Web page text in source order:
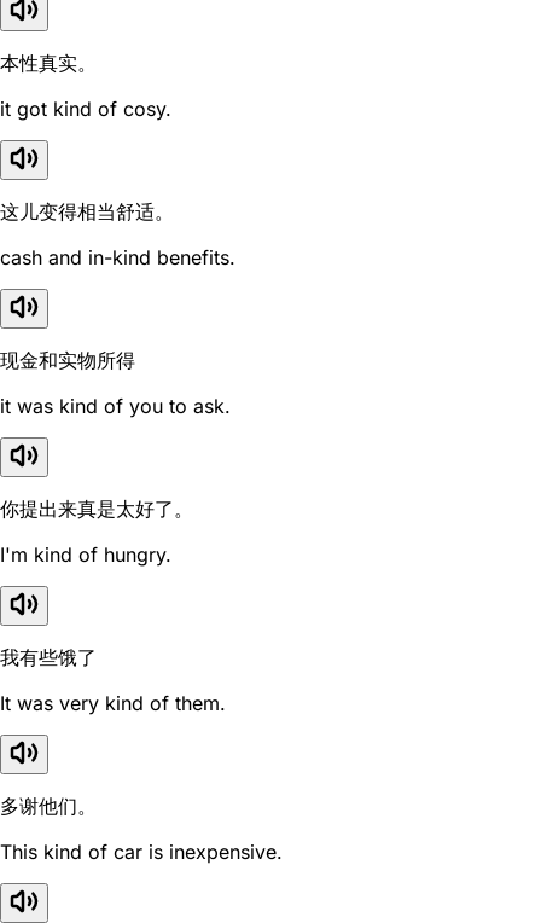
本性真实。
it got kind of cosy.
这儿变得相当舒适。
cash and in-kind benefits.
现金和实物所得
it was kind of you to ask.
你提出来真是太好了。
I'm kind of hungry.
我有些饿了
It was very kind of them.
多谢他们。
This kind of car is inexpensive.